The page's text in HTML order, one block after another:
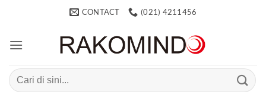
CONTACT (021) 4211456
Search
for: